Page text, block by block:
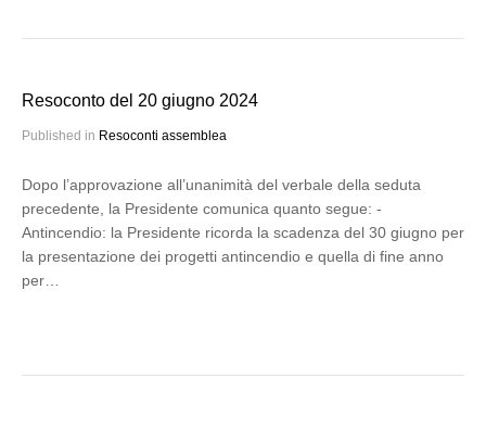
Resoconto del 20 giugno 2024
Published in Resoconti assemblea
Dopo l’approvazione all’unanimità del verbale della seduta
precedente, la Presidente comunica quanto segue: -
Antincendio: la Presidente ricorda la scadenza del 30 giugno per
la presentazione dei progetti antincendio e quella di fine anno
per…